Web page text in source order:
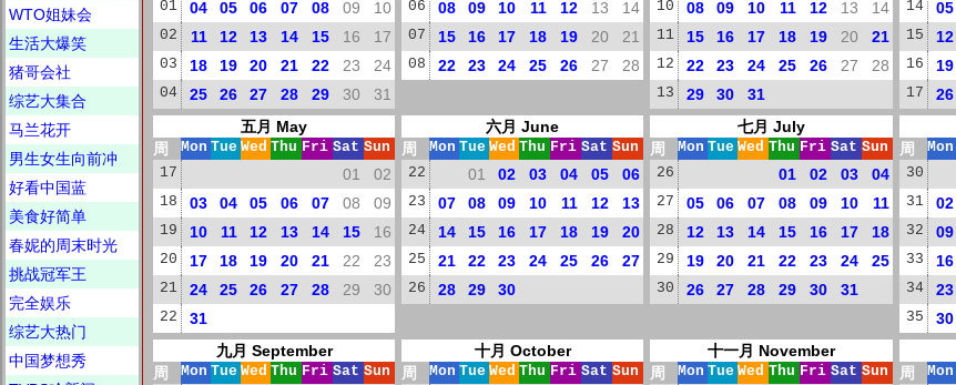
WTO姐妹会
生活大爆笑
猪哥会社
综艺大集合
马兰花开
男生女生向前冲
好看中国蓝
美食好简单
春妮的周末时光
挑战冠军王
完全娱乐
综艺大热门
中国梦想秀
01 04 05 06 07 08 09 10
02 11 12 13 14 15 16 17
03 18 19 20 21 22 23 24
04 25 26 27 28 29 30 31
06 08 09 10 11 12 13 14
07 15 16 17 18 19 20 21
08 22 23 24 25 26 27 28
10 08 09 10 11 12 13 14
11 15 16 17 18 19 20 21
12 22 23 24 25 26 27 28
13 29 30 31
14 05
15 12
16 19
17 26
五月 May
周
Mon Tue Wed Thu Fri Sat Sun
17
01 02
18 03 04 05 06 07 08 09
19 10 11 12 13 14 15 16
20 17 18 19 20 21 22 23
21 24 25 26 27 28 29 30
22 31
六月 June
周
Mon Tue Wed Thu Fri Sat Sun
22
01 02 03 04 05 06
23 07 08 09 10 11 12 13
24 14 15 16 17 18 19 20
25 21 22 23 24 25 26 27
26 28 29 30
七月 July
周
Mon Tue Wed Thu Fri Sat Sun
26
01 02 03 04
27 05 06 07 08 09 10 11
28 12 13 14 15 16 17 18
29 19 20 21 22 23 24 25
30 26 27 28 29 30 31
周
Mon
30
31 02
32 09
33 16
34 23
35 30
九月 September
周
Mon Tue Wed Thu Fri Sat Sun
十月 October
周
Mon Tue Wed Thu Fri Sat Sun
十一月 November
周
Mon Tue Wed Thu Fri Sat Sun
周
Mon